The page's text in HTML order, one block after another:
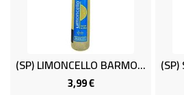
(SP) LIMONCELLO BARMON'S CL 50 28%
3,99 €Prezzo